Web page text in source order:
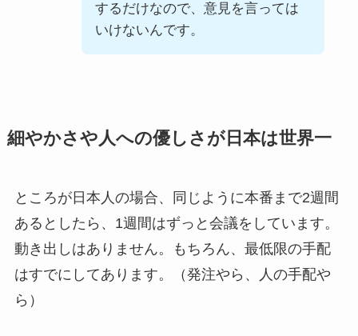
するだけなので、意見を言っては
いけないんです。
細やかさや人への優しさが日本は世界一
ところが日本人の場合、同じように本番まで2週間
あるとしたら、1週間はずっと会議をしています。
動き出しはありません。もちろん、最低限の手配
はすでにしてあります。（発注やら、人の手配や
ら）